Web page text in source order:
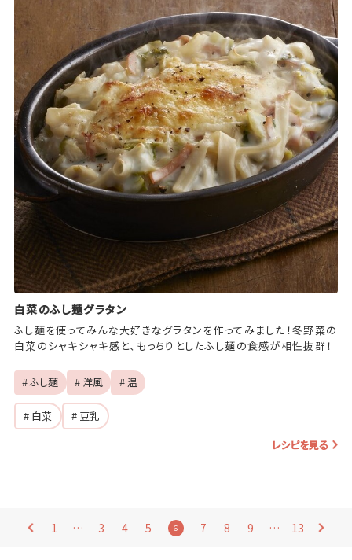
白菜のふし麺グラタン
ふし麺を使ってみんな大好きなグラタンを作ってみました！冬野菜の
白菜のシャキシャキ感と、もっちりとしたふし麺の食感が相性抜群！
# ふし麺 # 洋風 # 温
# 白菜
# 豆乳
レシピを見る
1 … 3 4 5 6 7 8 9 … 13